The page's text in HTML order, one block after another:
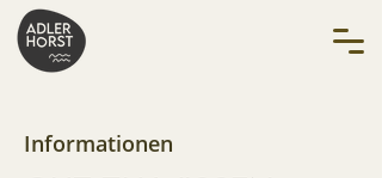
Informationen